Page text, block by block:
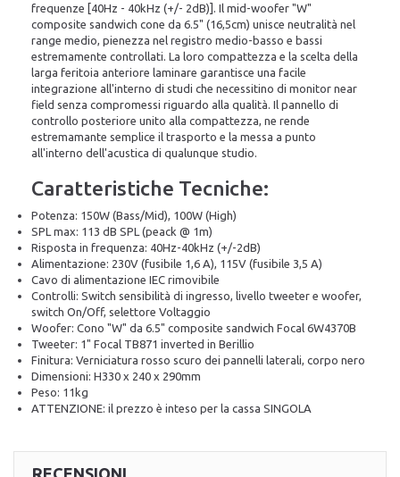
frequenze [40Hz - 40kHz (+/- 2dB)]. Il mid-woofer "W"
composite sandwich cone da 6.5" (16,5cm) unisce neutralità nel
range medio, pienezza nel registro medio-basso e bassi
estremamente controllati. La loro compattezza e la scelta della
larga feritoia anteriore laminare garantisce una facile
integrazione all'interno di studi che necessitino di monitor near
field senza compromessi riguardo alla qualità. Il pannello di
controllo posteriore unito alla compattezza, ne rende
estremamante semplice il trasporto e la messa a punto
all'interno dell'acustica di qualunque studio.
Caratteristiche Tecniche:
Potenza: 150W (Bass/Mid), 100W (High)
SPL max: 113 dB SPL (peack @ 1m)
Risposta in frequenza: 40Hz-40kHz (+/-2dB)
Alimentazione: 230V (fusibile 1,6 A), 115V (fusibile 3,5 A)
Cavo di alimentazione IEC rimovibile
Controlli: Switch sensibilità di ingresso, livello tweeter e woofer,
switch On/Off, selettore Voltaggio
Woofer: Cono "W" da 6.5" composite sandwich Focal 6W4370B
Tweeter: 1" Focal TB871 inverted in Berillio
Finitura: Verniciatura rosso scuro dei pannelli laterali, corpo nero
Dimensioni: H330 x 240 x 290mm
Peso: 11kg
ATTENZIONE: il prezzo è inteso per la cassa SINGOLA